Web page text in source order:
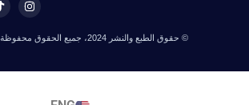
© حقوق الطبع والنشر 2024، جميع الحقوق محفوظة لـ Fanzword